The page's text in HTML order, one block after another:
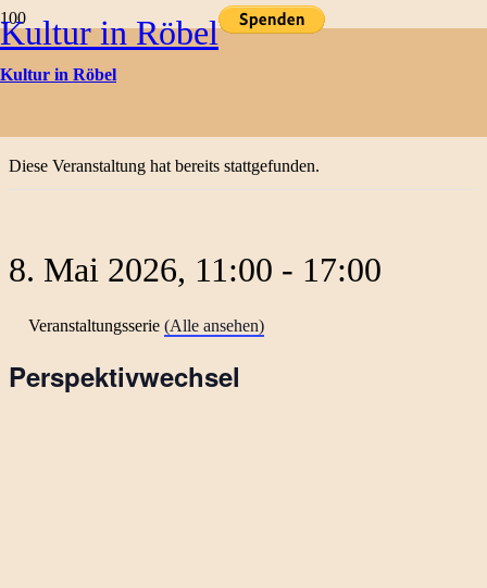
Kultur in Röbel
Kultur in Röbel
Kulturtermine
Diese Veranstaltung hat bereits stattgefunden.
8. Mai 2026, 11:00 - 17:00
Veranstaltungsserie (Alle ansehen)
Perspektivwechsel